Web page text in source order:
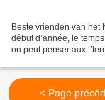
Beste vrienden van het
début d’année, le
on peut penser aux
< Page